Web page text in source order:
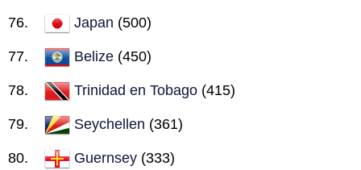
Japan (500)
Belize (450)
Trinidad en Tobago (415)
Seychellen (361)
Guernsey (333)